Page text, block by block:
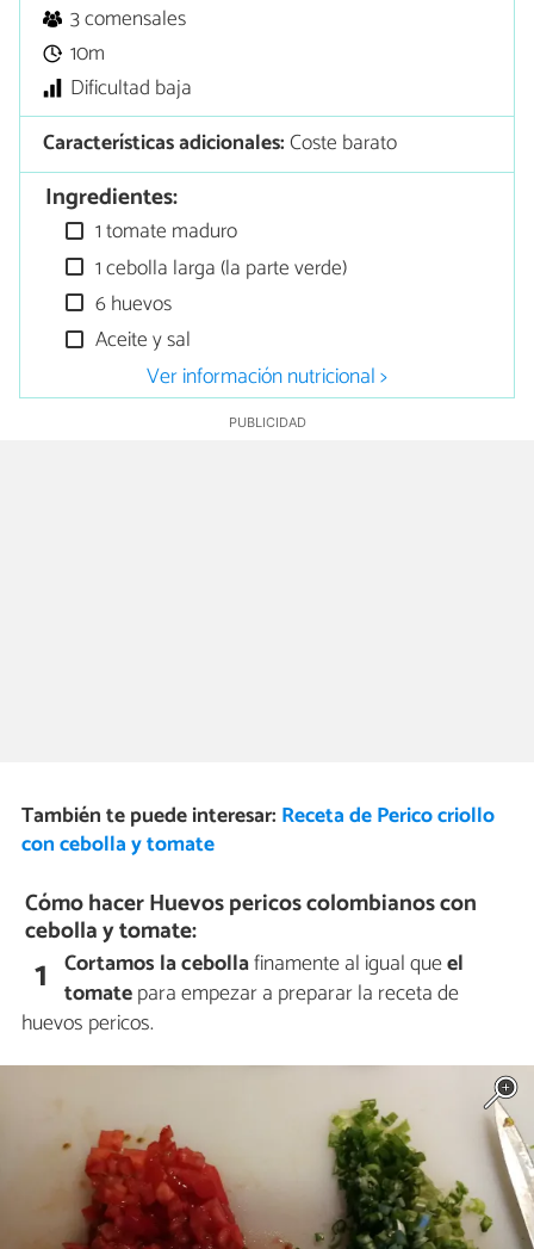
3 comensales
10m
Dificultad baja
Características adicionales:Coste barato
Ingredientes:
1 tomate maduro
1 cebolla larga (la parte verde)
6 huevos
Aceite y sal
Ver información nutricional >
También te puede interesar: Receta de Perico criollo
con cebolla y tomate
Cómo hacer Huevos pericos colombianos con
cebolla y tomate:
1 Cortamos la cebollafinamente al igual queel
tomatepara empezar a preparar la receta de
huevos pericos.